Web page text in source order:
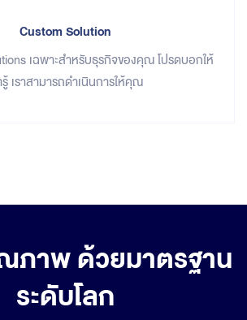
Custom Solution
เฉพาะสำหรับธุรกิจของคุณ โปรดบอกให้
รู้ เราสามารถดำเนินการให้คุณ
ภาพ ด้วยมาตรฐาน
ระดับโลก